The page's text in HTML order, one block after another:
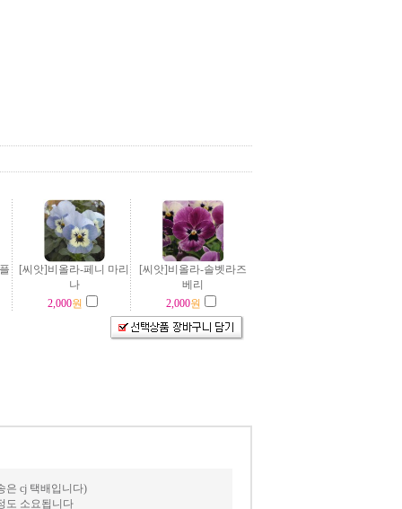
[씨앗]비올라-페니 마리
나
[씨앗]비올라-솔벳라즈
베리
2,000원 2,000원
은 cj 택배입니다)
도 소요됩니다